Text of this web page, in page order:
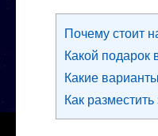
Почему стоит
Какой подарок
Какие
Как разместить